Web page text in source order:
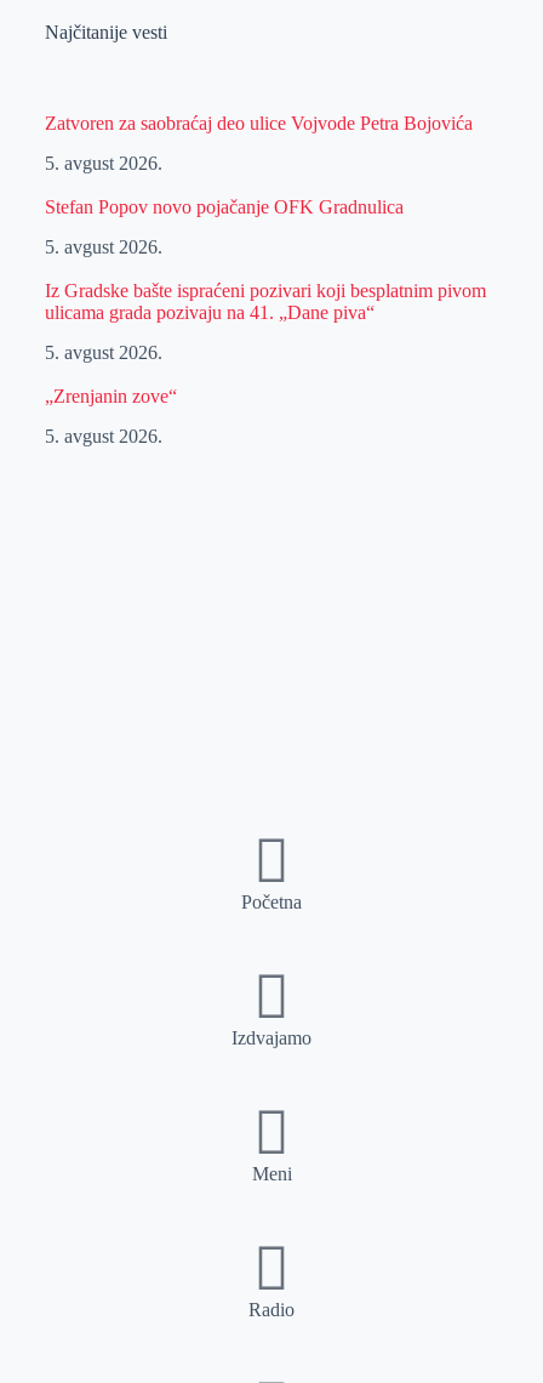
Najčitanije vesti
Zatvoren za saobraćaj deo ulice Vojvode Petra Bojovića
5. avgust 2026.
Stefan Popov novo pojačanje OFK Gradnulica
5. avgust 2026.
Iz Gradske bašte ispraćeni pozivari koji besplatnim pivom
ulicama grada pozivaju na 41. „Dane piva“
5. avgust 2026.
„Zrenjanin zove“
5. avgust 2026.
Početna
Izdvajamo
Meni
Radio